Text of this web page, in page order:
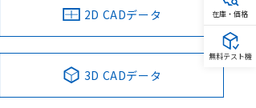
2D CADデータ
3D CADデータ
在庫・価格
無料テスト機